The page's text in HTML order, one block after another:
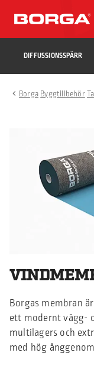
DIFFUSSIONSSPÄRR
Borga Byggtillbehör
Borgas membran
ett modernt vägg-
multilagers och
med hög